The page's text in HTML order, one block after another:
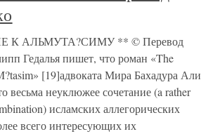
К АЛЬМУТА?СИМУ ** © Перевод
Гедалья пишет, что роман «The
[19]адвоката Мира Бахадура Али
весьма неуклюжее сочетание (a rather
исламских аллегорических
всего интересующих их